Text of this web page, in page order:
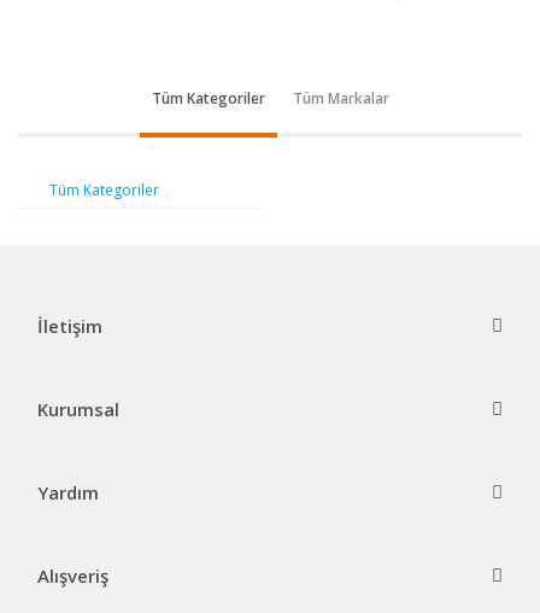
Tüm Kategoriler Tüm Markalar
Tüm Kategoriler
İletişim
Kurumsal
Yardım
Alışveriş